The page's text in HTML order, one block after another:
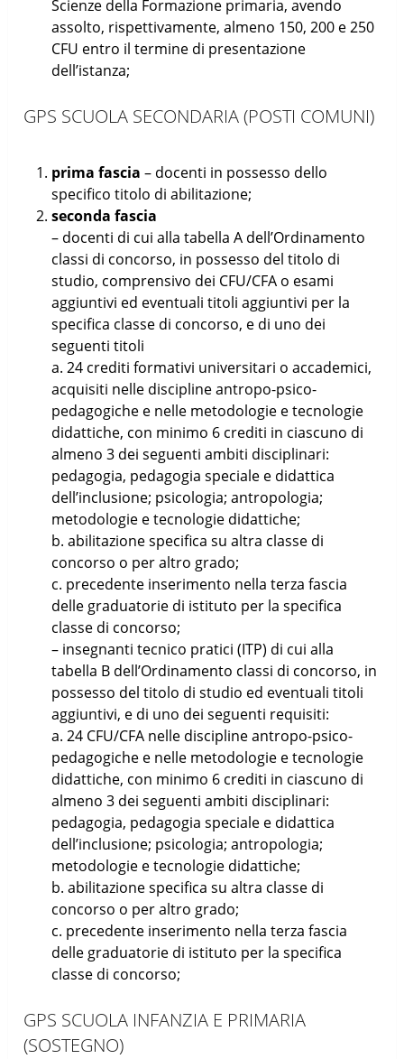
Scienze della Formazione primaria, avendo
assolto, rispettivamente, almeno 150, 200 e 250
CFU entro il termine di presentazione
dell’istanza;
GPS SCUOLA SECONDARIA (POSTI COMUNI)
prima fascia – docenti in possesso dello
specifico titolo di abilitazione;
seconda fascia
– docenti di cui alla tabella A dell’Ordinamento
classi di concorso, in possesso del titolo di
studio, comprensivo dei CFU/CFA o esami
aggiuntivi ed eventuali titoli aggiuntivi per la
specifica classe di concorso, e di uno dei
seguenti titoli
a. 24 crediti formativi universitari o accademici,
acquisiti nelle discipline antropo-psico-
pedagogiche e nelle metodologie e tecnologie
didattiche, con minimo 6 crediti in ciascuno di
almeno 3 dei seguenti ambiti disciplinari:
pedagogia, pedagogia speciale e didattica
dell’inclusione; psicologia; antropologia;
metodologie e tecnologie didattiche;
b. abilitazione specifica su altra classe di
concorso o per altro grado;
c. precedente inserimento nella terza fascia
delle graduatorie di istituto per la specifica
classe di concorso;
– insegnanti tecnico pratici (ITP) di cui alla
tabella B dell’Ordinamento classi di concorso, in
possesso del titolo di studio ed eventuali titoli
aggiuntivi, e di uno dei seguenti requisiti:
a. 24 CFU/CFA nelle discipline antropo-psico-
pedagogiche e nelle metodologie e tecnologie
didattiche, con minimo 6 crediti in ciascuno di
almeno 3 dei seguenti ambiti disciplinari:
pedagogia, pedagogia speciale e didattica
dell’inclusione; psicologia; antropologia;
metodologie e tecnologie didattiche;
b. abilitazione specifica su altra classe di
concorso o per altro grado;
c. precedente inserimento nella terza fascia
delle graduatorie di istituto per la specifica
classe di concorso;
GPS SCUOLA INFANZIA E PRIMARIA
(SOSTEGNO)